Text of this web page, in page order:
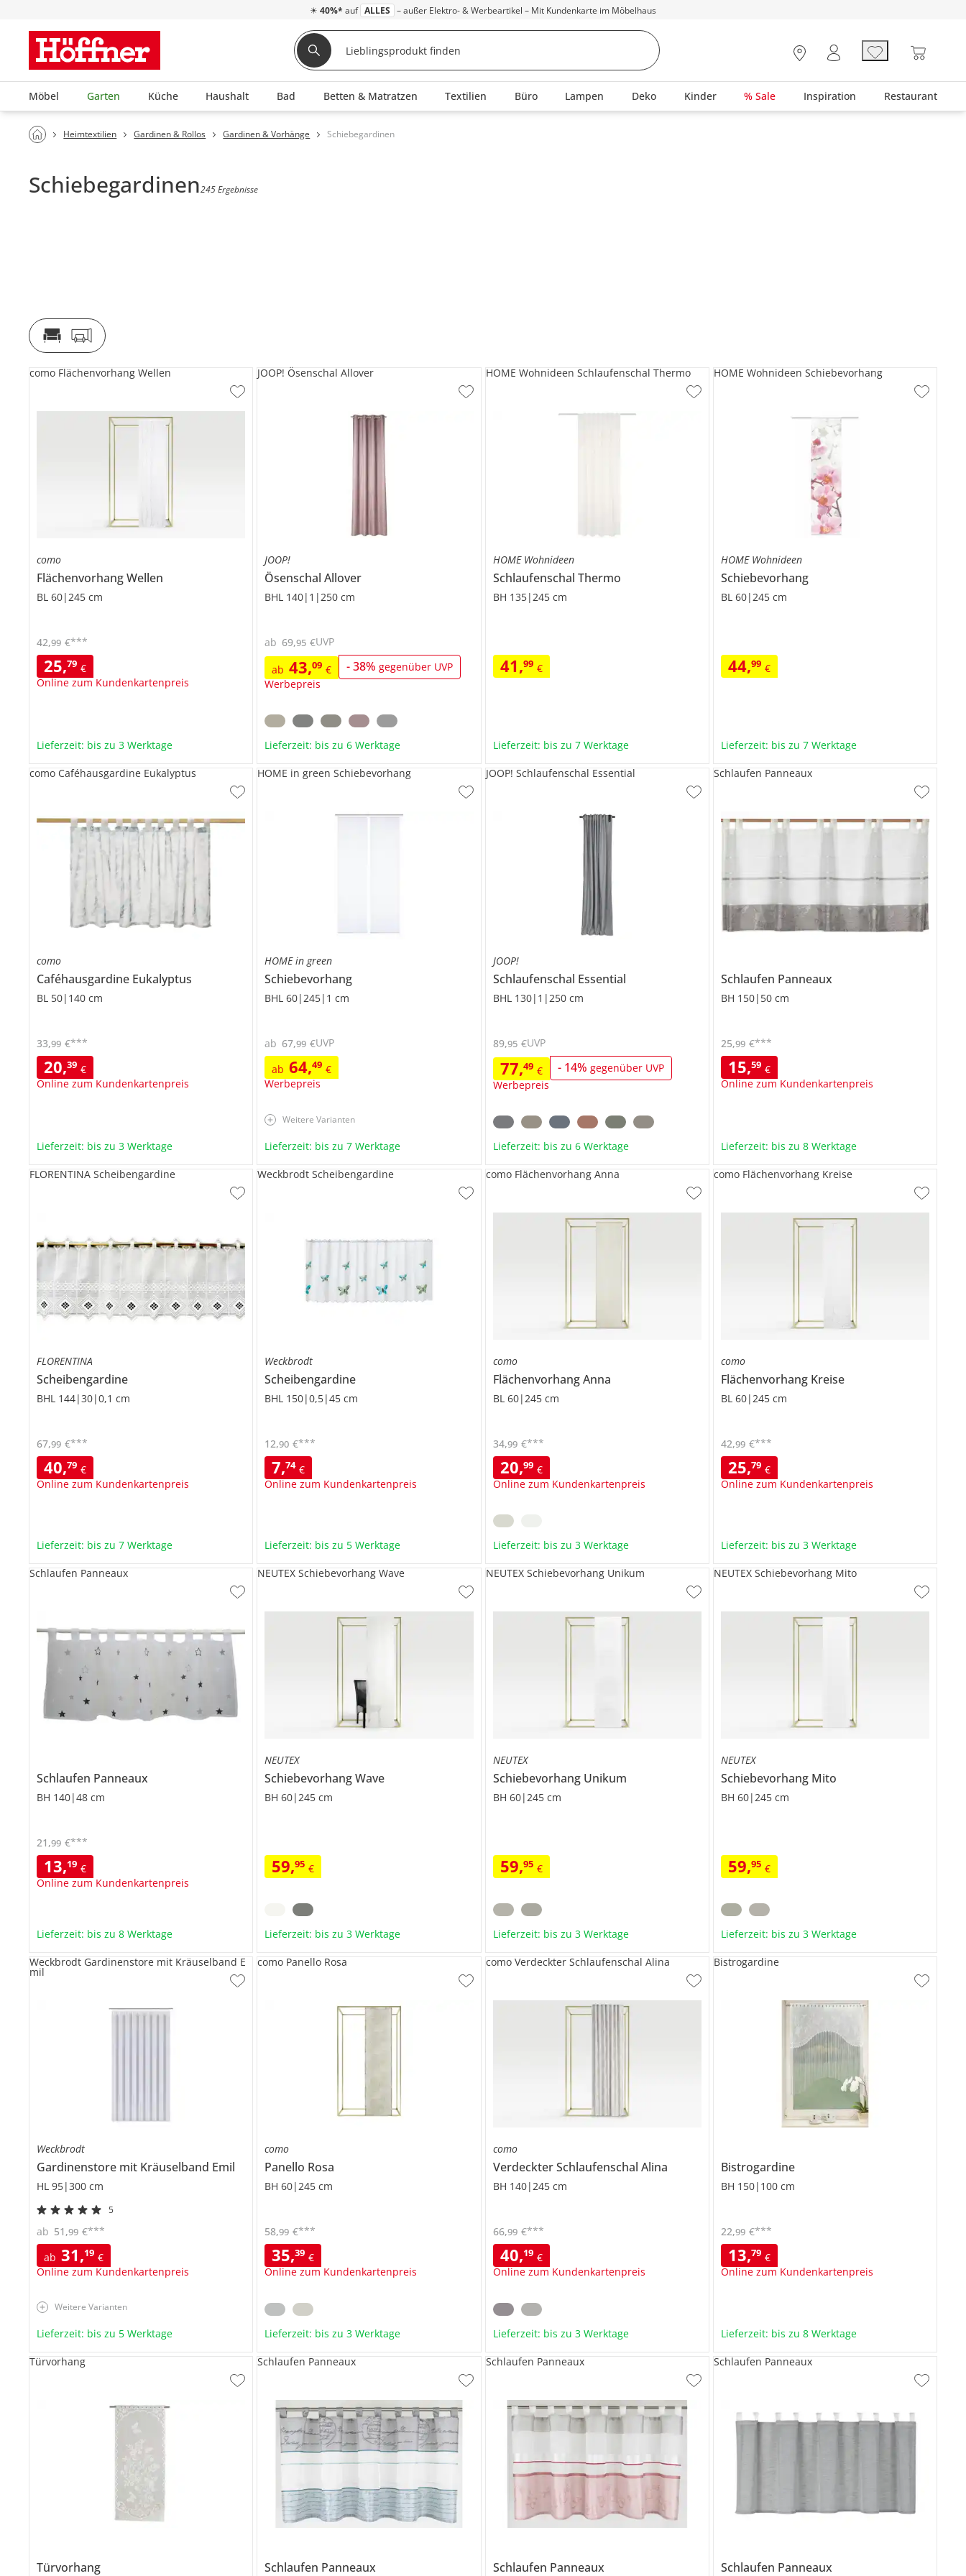
☀ 40%* auf ALLES – außer Elektro- & Werbeartikel – Mit Kundenkarte im Möbelhaus
Möbel Garten Küche Haushalt Bad Betten & Matratzen Textilien Büro Lampen Deko Kinder % Sale Inspiration Restaurant
Heimtextilien Gardinen & Rollos Gardinen & Vorhänge Schiebegardinen
Schiebegardinen245 Ergebnisse
como
FlächenvorhangWellen
BL 60|245 cm
25,79 €
Online zum Kundenkartenpreis
42,99 €***
como Flächenvorhang Wellen
Lieferzeit: bis zu 3 Werktage
JOOP!
Ösenschal Allover
BHL 140|1|250 cm
ab 43,09 € -38%gegenüber UVP
Werbepreis
ab 69,95 €UVP
JOOP! Ösenschal Allover
Lieferzeit: bis zu 6 Werktage
HOME Wohnideen
Schlaufenschal Thermo
BH 135|245 cm
41,99 €
HOME Wohnideen Schlaufenschal Thermo
Lieferzeit: bis zu 7 Werktage
HOME Wohnideen
Schiebevorhang
BL 60|245 cm
44,99 €
HOME Wohnideen Schiebevorhang
Lieferzeit: bis zu 7 Werktage
como
Caféhausgardine Eukalyptus
BL 50|140 cm
20,39 €
Online zum Kundenkartenpreis
33,99 €***
como Caféhausgardine Eukalyptus
Lieferzeit: bis zu 3 Werktage
HOME in green
Schiebevorhang
BHL 60|245|1 cm
ab 64,49 €
Werbepreis
ab 67,99 €UVP
HOME in green Schiebevorhang
Weitere Varianten
Lieferzeit: bis zu 7 Werktage
JOOP!
Schlaufenschal Essential
BHL 130|1|250 cm
77,49 € - 14% gegenüber UVP
Werbepreis
89,95 €UVP
JOOP! Schlaufenschal Essential
Lieferzeit: bis zu 6 Werktage
Schlaufen Panneaux
BH 150|50 cm
15,59 €
Online zum Kundenkartenpreis
25,99 €***
Schlaufen Panneaux
Lieferzeit: bis zu 8 Werktage
FLORENTINA
Scheibengardine
BHL 144|30|0,1 cm
40,79 €
Online zum Kundenkartenpreis
67,99 €***
FLORENTINA Scheibengardine
Lieferzeit: bis zu 7 Werktage
Weckbrodt
Scheibengardine
BHL 150|0,5|45 cm
7,74 €
Online zum Kundenkartenpreis
12,90 €***
Weckbrodt Scheibengardine
Lieferzeit: bis zu 5 Werktage
como
FlächenvorhangAnna
BL 60|245 cm
20,99 €
Online zum Kundenkartenpreis
34,99 €***
como Flächenvorhang Anna
Lieferzeit: bis zu 3 Werktage
como
Flächenvorhang Kreise
BL 60|245 cm
25,79 €
Online zum Kundenkartenpreis
42,99 €***
como Flächenvorhang Kreise
Lieferzeit: bis zu 3 Werktage
Schlaufen Panneaux
BH 140|48 cm
13,19 €
Online zum Kundenkartenpreis
21 ,99 €***
Schlaufen Panneaux
Lieferzeit: bis zu 8 Werktage
NEUTEX
SchiebevorhangWave
BH 60|245 cm
59,95 €
NEUTEX Schiebevorhang Wave
Lieferzeit: bis zu 3 Werktage
NEUTEX
Schiebevorhang Unikum
BH 60|245 cm
59,95 €
NEUTEX Schiebevorhang Unikum
Lieferzeit: bis zu 3 Werktage
NEUTEX
Schiebevorhang Mito
BH 60|245 cm
59,95 €
NEUTEX Schiebevorhang Mito
Lieferzeit: bis zu 3 Werktage
Weckbrodt
Gardinenstore mit Kräuselband Emil
HL 95|300 cm
5
ab 31,19 €
Online zum Kundenkartenpreis
ab 51 ,99 €***
Weckbrodt Gardinenstore mit Kräuselband E
mil
Weitere Varianten
Lieferzeit: bis zu 5 Werktage
como
Panello Rosa
BH 60|245 cm
35,39 €
Online zum Kundenkartenpreis
58,99 €***
como Panello Rosa
Lieferzeit: bis zu 3 Werktage
como
Verdeckter Schlaufenschal Alina
BH 140|245 cm
40,19 €
Online zum Kundenkartenpreis
66,99 €***
como Verdeckter Schlaufenschal Alina
Lieferzeit: bis zu 3 Werktage
Bistrogardine
BH 150|100 cm
13,79 €
Online zum Kundenkartenpreis
22,99 €***
Bistrogardine
Lieferzeit: bis zu 8 Werktage
Türvorhang
Türvorhang
Schlaufen Panneaux
Schlaufen Panneaux
Schlaufen Panneaux
Schlaufen Panneaux
Schlaufen Panneaux
Schlaufen Panneaux